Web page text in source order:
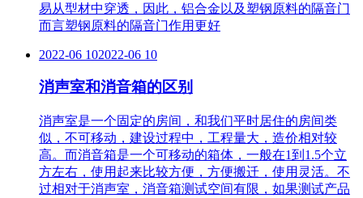
易从型材中穿透，因此，铝合金以及塑钢原料的隔音门
而言塑钢原料的隔音门作用更好
2022-06 102022-06 10
消声室和消音箱的区别
消声室是一个固定的房间，和我们平时居住的房间类
似，不可移动，建设过程中，工程量大，造价相对较
高。而消音箱是一个可移动的箱体，一般在1到1.5个立
方左右，使用起来比较方便，方便搬迁，使用灵活。不
过相对于消声室，消音箱测试空间有限，如果测试产品